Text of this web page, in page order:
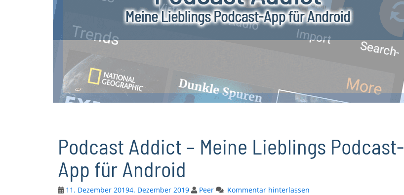
Podcast Addict – Meine Lieblings Podcast-
App für Android
11. Dezember 20194. Dezember 2019 Peer Kommentar hinterlassen